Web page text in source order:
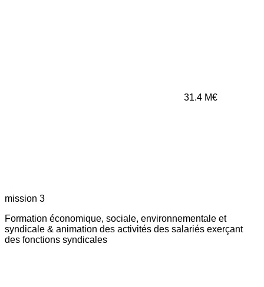
31.4 M€
mission 3
Formation économique, sociale, environnementale et
syndicale & animation des activités des salariés exerçant
des fonctions syndicales